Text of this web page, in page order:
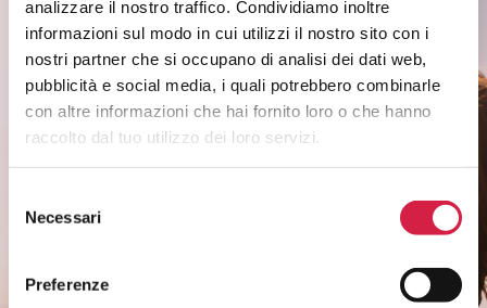
analizzare il nostro traffico. Condividiamo inoltre
informazioni sul modo in cui utilizzi il nostro sito con i
nostri partner che si occupano di analisi dei dati web,
pubblicità e social media, i quali potrebbero combinarle
con altre informazioni che hai fornito loro o che hanno
raccolto dal tuo utilizzo dei loro servizi.
delNecessari
Preferenze
Scopri come partecipare alle iniziative degli
ospedali Bollino Rosa.
Rimani informato sui temi di salute di
genere.
Non perderti i riconoscimenti agli ospedali e
ai servizi.
CLICCA QUI